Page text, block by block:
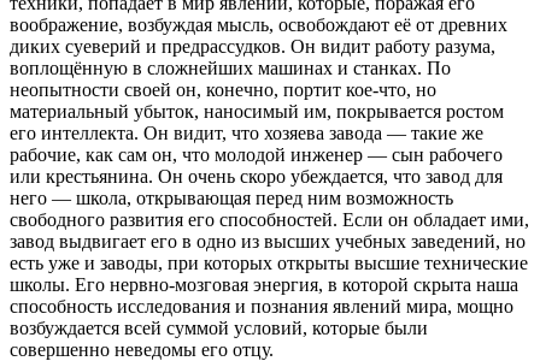
воображение, возбуждая мысль, освобождают её от древних
диких суеверий и предрассудков. Он видит работу разума,
воплощённую в сложнейших машинах и станках. По
неопытности своей он, конечно, портит кое-что, но
материальный убыток, наносимый им, покрывается ростом
его интеллекта. Он видит, что хозяева завода — такие же
рабочие, как сам он, что молодой инженер — сын рабочего
или крестьянина. Он очень скоро убеждается, что завод для
него — школа, открывающая перед ним возможность
свободного развития его способностей. Если он обладает ими,
завод выдвигает его в одно из высших учебных заведений, но
есть уже и заводы, при которых открыты высшие технические
школы. Его нервно-мозговая энергия, в которой скрыта наша
способность исследования и познания явлений мира, мощно
возбуждается всей суммой условий, которые были
совершенно неведомы его отцу.